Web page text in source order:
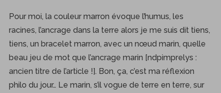
Pour moi, la couleur marron évoque l’humus, les
racines, l’ancrage dans la terre alors je me suis dit tiens,
tiens, un bracelet marron, avec un nœud marin, quelle
beau jeu de mot que l’ancrage marin [ndpimprelys :
ancien titre de l’article !]. Bon, ça, c’est ma réflexion
philo du jour… Le marin, s’il vogue de terre en terre, sur